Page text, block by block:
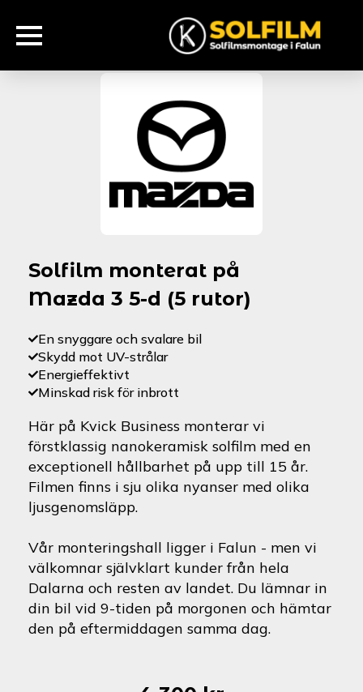
Solfilm monterat på
Mazda 3 5-d (5 rutor)
En snyggare och svalare bil
Skydd mot UV-strålar
Energieffektivt
Minskad risk för inbrott
Här på Kvick Business monterar vi
förstklassig nanokeramisk solfilm med en
exceptionell hållbarhet på upp till 15 år.
Filmen finns i sju olika nyanser med olika
ljusgenomsläpp.
Vår monteringshall ligger i Falun - men vi
välkomnar självklart kunder från hela
Dalarna och resten av landet. Du lämnar in
din bil vid 9-tiden på morgonen och hämtar
den på eftermiddagen samma dag.